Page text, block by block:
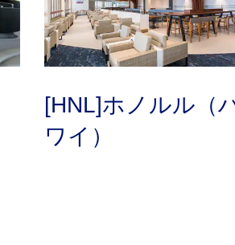
[HNL]ホノルル（
ワイ）